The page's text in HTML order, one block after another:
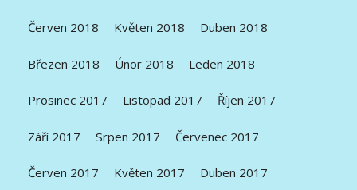
Červen 2018 Květen 2018 Duben 2018
Březen 2018 Únor 2018 Leden 2018
Prosinec 2017 Listopad 2017 Říjen 2017
Září 2017 Srpen 2017 Červenec 2017
Červen 2017 Květen 2017 Duben 2017